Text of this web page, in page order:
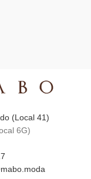
(Local 41)
6G)